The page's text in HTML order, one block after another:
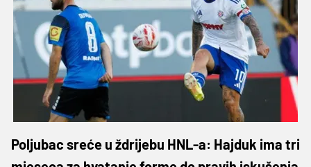
Poljubac sreće u ždrijebu HNL-a: Hajduk ima tri